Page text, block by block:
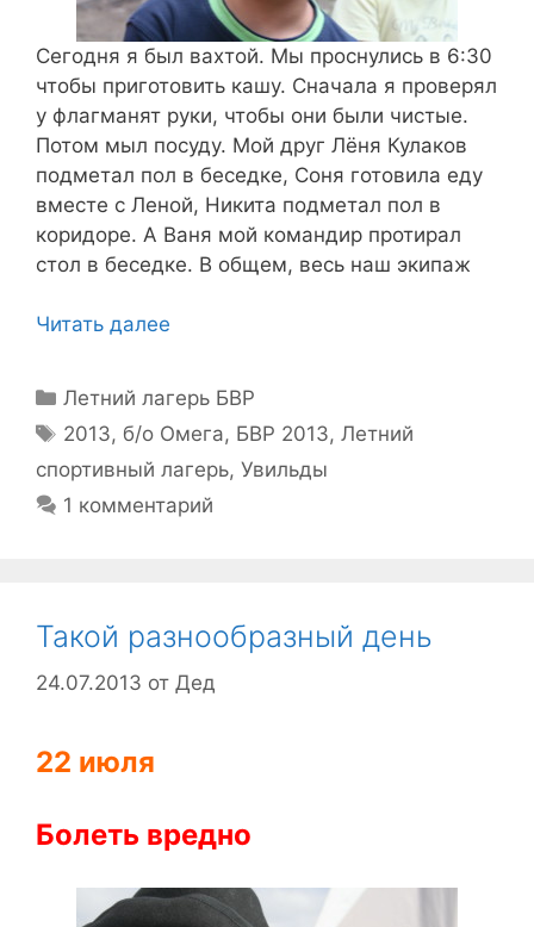
Сегодня я был вахтой. Мы проснулись в 6:30
чтобы приготовить кашу. Сначала я проверял
у флагманят руки, чтобы они были чистые.
Потом мыл посуду. Мой друг Лёня Кулаков
подметал пол в беседке, Соня готовила еду
вместе с Леной, Никита подметал пол в
коридоре. А Ваня мой командир протирал
стол в беседке. В общем, весь наш экипаж
Читать далее
Рубрики
Летний лагерь БВР
Метки
2013, б/о Омега, БВР 2013,Летний
спортивный лагерь, Увильды
1 комментарий
Такой разнообразный день
24.07.2013 от Дед
22 июля
Болеть вредно